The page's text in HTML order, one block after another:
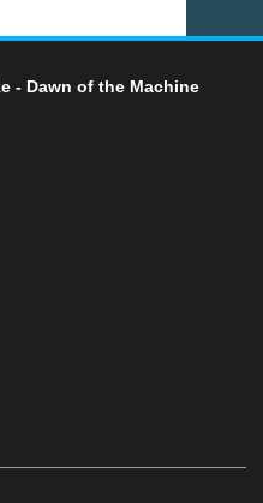
- Dawn of the Machine